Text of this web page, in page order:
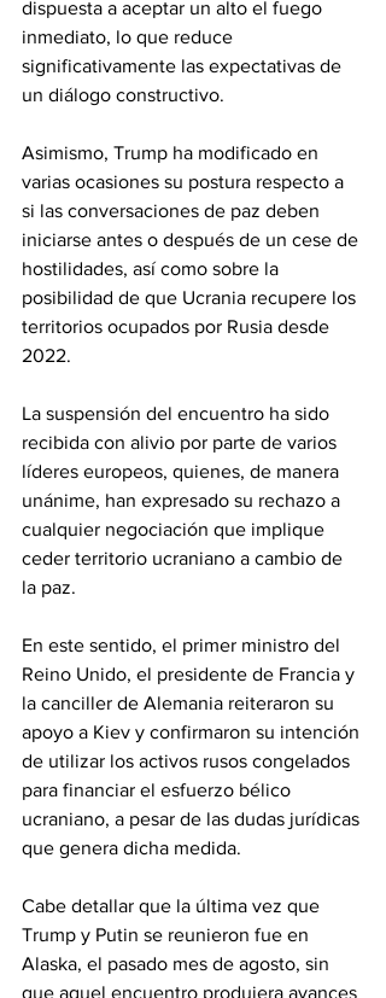
dispuesta a aceptar un alto el fuego
inmediato, lo que reduce
significativamente las expectativas de
un diálogo constructivo.
Asimismo, Trump ha modificado en
varias ocasiones su postura respecto a
si las conversaciones de paz deben
iniciarse antes o después de un cese de
hostilidades, así como sobre la
posibilidad de que Ucrania recupere los
territorios ocupados por Rusia desde
2022.
La suspensión del encuentro ha sido
recibida con alivio por parte de varios
líderes europeos, quienes, de manera
unánime, han expresado su rechazo a
cualquier negociación que implique
ceder territorio ucraniano a cambio de
la paz.
En este sentido, el primer ministro del
Reino Unido, el presidente de Francia y
la canciller de Alemania reiteraron su
apoyo a Kiev y confirmaron su intención
de utilizar los activos rusos congelados
para financiar el esfuerzo bélico
ucraniano, a pesar de las dudas jurídicas
que genera dicha medida.
Cabe detallar que la última vez que
Trump y Putin se reunieron fue en
Alaska, el pasado mes de agosto, sin
que aquel encuentro produjera avances